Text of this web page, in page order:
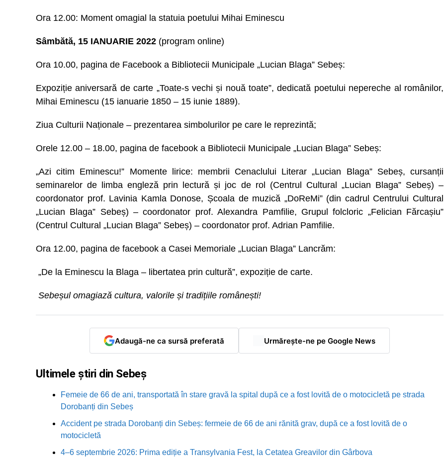
Ora 12.00: Moment omagial la statuia poetului Mihai Eminescu
Sâmbătă, 15 IANUARIE 2022 (program online)
Ora 10.00, pagina de Facebook a Bibliotecii Municipale „Lucian Blaga” Sebeș:
Expoziție aniversară de carte „Toate-s vechi și nouă toate”, dedicată poetului nepereche al românilor,
Mihai Eminescu (15 ianuarie 1850 – 15 iunie 1889).
Ziua Culturii Naționale – prezentarea simbolurilor pe care le reprezintă;
Orele 12.00 – 18.00, pagina de facebook a Bibliotecii Municipale „Lucian Blaga” Sebeș:
„Azi citim Eminescu!” Momente lirice: membrii Cenaclului Literar „Lucian Blaga” Sebeș, cursanții
seminarelor de limba engleză prin lectură și joc de rol (Centrul Cultural „Lucian Blaga” Sebeș) –
coordonator prof. Lavinia Kamla Donose, Școala de muzică „DoReMi” (din cadrul Centrului Cultural
„Lucian Blaga” Sebeș) – coordonator prof. Alexandra Pamfilie, Grupul folcloric „Felician Fărcașiu”
(Centrul Cultural „Lucian Blaga” Sebeș) – coordonator prof. Adrian Pamfilie.
Ora 12.00, pagina de facebook a Casei Memoriale „Lucian Blaga” Lancrăm:
„De la Eminescu la Blaga – libertatea prin cultură”, expoziție de carte.
Sebeșul omagiază cultura, valorile și tradițiile românești!
Adaugă-ne ca sursă preferată Urmărește-ne pe Google News
Ultimele știri din Sebeș
Femeie de 66 de ani, transportată în stare gravă la spital după ce a fost lovită de o motocicletă pe strada
Dorobanți din Sebeș
Accident pe strada Dorobanți din Sebeș: fermeie de 66 de ani rănită grav, după ce a fost lovită de o
motocicletă
4–6 septembrie 2026: Prima ediție a Transylvania Fest, la Cetatea Greavilor din Gârbova